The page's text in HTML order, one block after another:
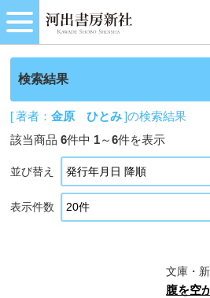
検索結果
[ 著者：金原 ひとみ]の検索結果
該当商品6件中 1～6件を表示
並び替え
表示件数
文庫・
腹を空